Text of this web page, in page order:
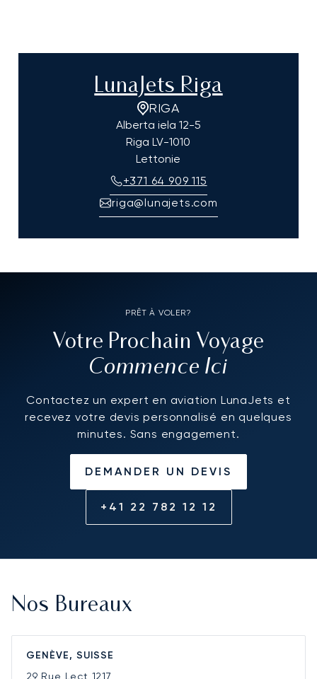
LunaJets Riga
RIGA
Alberta iela 12-5
Riga LV-1010
Lettonie
+371 64 909 115
riga@lunajets.com
PRÊT À VOLER?
Votre Prochain Voyage
Commence Ici
Contactez un expert en aviation LunaJets et
recevez votre devis personnalisé en quelques
minutes. Sans engagement.
DEMANDER UN DEVIS
+41 22 782 12 12
Nos Bureaux
GENÈVE, SUISSE
29 Rue Lect 1217